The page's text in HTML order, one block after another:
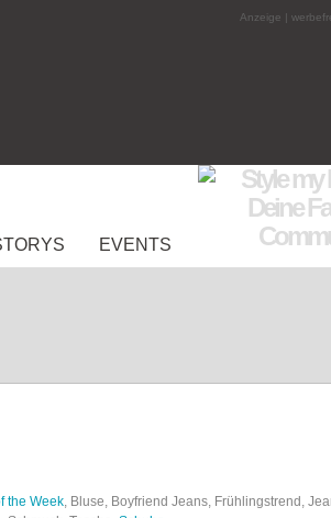
Anzeige |
EVENTS
the Week, Bluse, Boyfriend Jeans, Frühlingstrend,